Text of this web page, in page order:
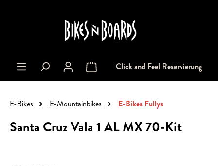
Warenkorb enthält 0 Positionen. Der
Click and Feel Reservierung
E-Bikes E-Mountainbikes E-Bikes Fullys
Santa Cruz Vala 1 AL MX 70-Kit